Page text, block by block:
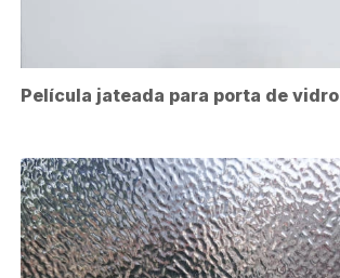
Película jateada para porta de vidro